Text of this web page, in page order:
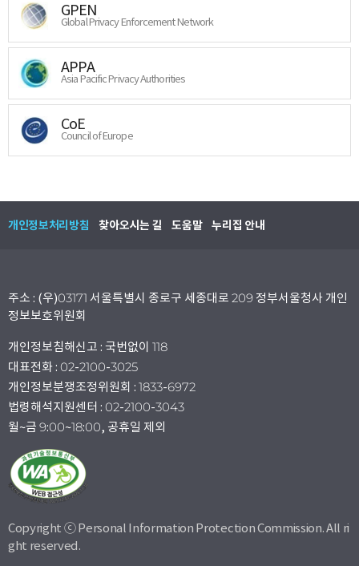
GPEN
Global Privacy Enforcement Network
APPA
Asia Pacific Privacy Authorities
CoE
Council of Europe
개인정보처리방침 찾아오시는 길 도움말 누리집 안내
주소 : (우)03171 서울특별시 종로구 세종대로 209 정부서울청사 개인
정보보호위원회
개인정보침해신고 : 국번없이 118
대표전화 : 02-2100-3025
개인정보분쟁조정위원회 : 1833-6972
법령해석지원센터 : 02-2100-3043
월~금 9:00~18:00, 공휴일 제외
Copyright ⓒ Personal Information Protection Commission. All ri
ght reserved.